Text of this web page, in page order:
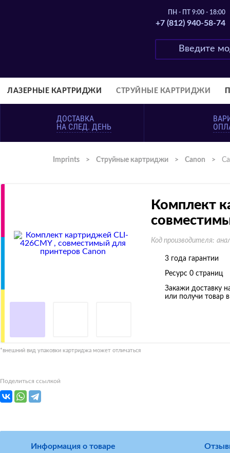
ПН - ПТ 9:00 - 18:00
+7 (812) 940-58-74
ЛАЗЕРНЫЕ КАРТРИДЖИ СТРУЙНЫЕ КАРТРИДЖИ
ДОСТАВКА
НА СЛЕД. ДЕНЬ
Imprints > Струйные картриджи > Canon >
Комплект
Код производителя:
3 года гарантии
Ресурс 0 страниц
Закажи доставку
или получи товар
*внешний вид упаковки картриджа может отличаться
Поделиться ссылкой
Информация о товаре